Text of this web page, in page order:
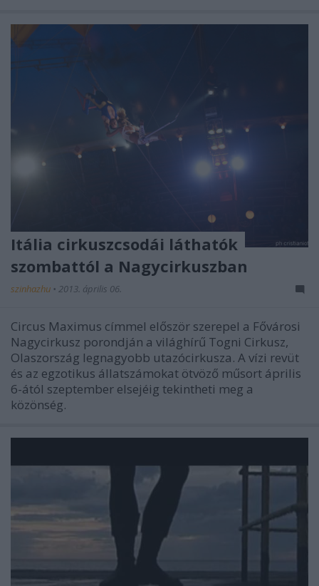
Itália cirkuszcsodái láthatók
szombattól a Nagycirkuszban
szinhazhu • 2013. április 06.
Circus Maximus címmel először szerepel a Fővárosi
Nagycirkusz porondján a világhírű Togni Cirkusz,
Olaszország legnagyobb utazócirkusza. A vízi revüt
és az egzotikus állatszámokat ötvöző műsort április
6-ától szeptember elsejéig tekintheti meg a
közönség.